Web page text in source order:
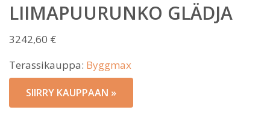
LIIMAPUURUNKO GLÄDJA
3242,60 €
Terassikauppa: Byggmax
SIIRRY KAUPPAAN »